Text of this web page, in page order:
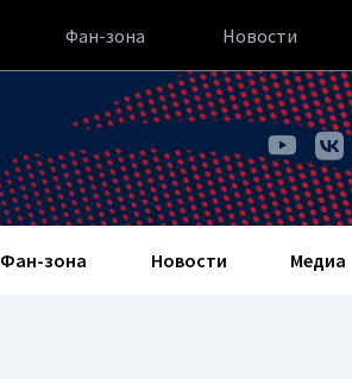
Фан-зона Новости
Фан-зона Новости Медиа